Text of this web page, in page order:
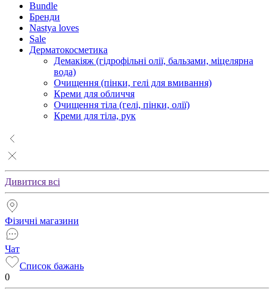
Bundle
Бренди
Nastya loves
Sale
Дерматокосметика
Демакіяж (гідрофільні олії, бальзами, міцелярна
вода)
Очищення (пінки, гелі для вмивання)
Креми для обличчя
Очищення тіла (гелі, пінки, олії)
Креми для тіла, рук
Дивитися всі
Фізичні магазини
Чат
Список бажань
0